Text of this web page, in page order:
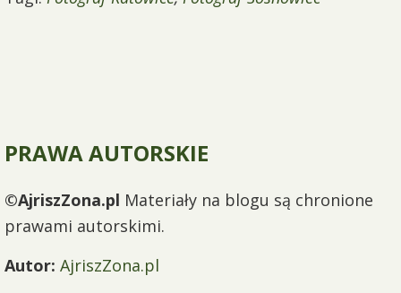
PRAWA AUTORSKIE
©AjriszZona.pl Materiały na blogu są chronione
prawami autorskimi.
Autor: AjriszZona.pl